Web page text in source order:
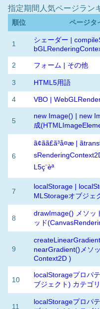
指定期間人気ページラン
順位 ページタ
1
シェーダー |
2 フォーム | その他
3 HTML5用語
4 VBO |
5
new Image() | new
成
6
ã¢ãã£ã³å¤æ |
sRenderingContext2D
L5ç¨èª
7
localStorage |
MLStorageオブジェ
8
drawImage() メソッ
ッド
9
nearGradient()メソ
Context2D )
10
localStorageプロパ
ブジェクト) カテゴ
11
localStorageプロパ